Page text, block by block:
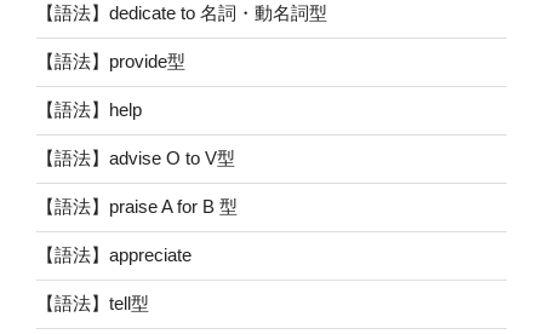
【語法】dedicate to 名詞・動名詞型
【語法】provide型
【語法】help
【語法】advise O to V型
【語法】praise A for B 型
【語法】appreciate
【語法】tell型